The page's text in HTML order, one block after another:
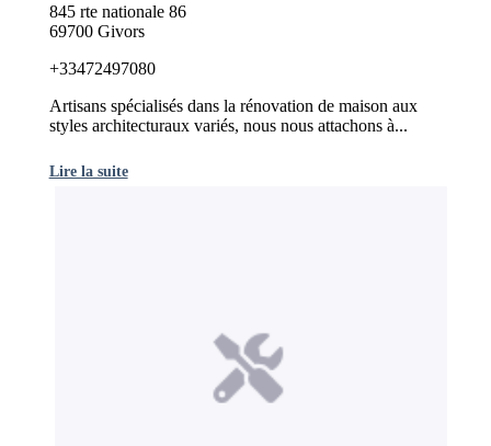
845 rte nationale 86
69700 Givors
+33472497080
Artisans spécialisés dans la rénovation de maison aux
styles architecturaux variés, nous nous attachons à...
Lire la suite